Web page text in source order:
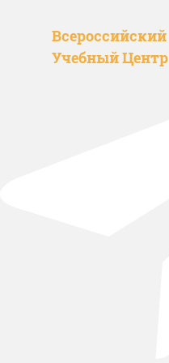
Всероссийский
Учебный Центр